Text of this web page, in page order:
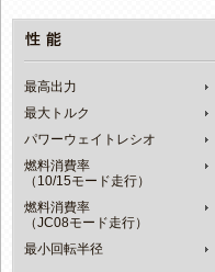
最高出力
最大トルク
パワーウェイトレシオ
燃料消費率
（10/15モード走行）
燃料消費率
（JC08モード走行）
最小回転半径